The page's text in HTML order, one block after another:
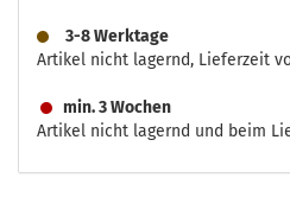
3-8 Werktage
Artikel nicht lagernd, Lieferzeit
min. 3 Wochen
Artikel nicht lagernd und beim